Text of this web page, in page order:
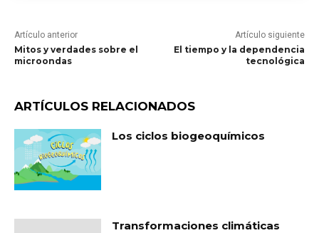
Artículo anterior
Mitos y verdades sobre el
microondas
Artículo siguiente
El tiempo y la dependencia
tecnológica
ARTÍCULOS RELACIONADOS
Los ciclos biogeoquímicos
Transformaciones climáticas